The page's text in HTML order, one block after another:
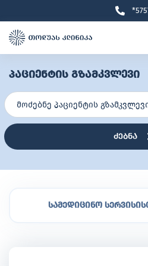
პაციენტის გზამკვლევი
ძებნა
სამედიცინო